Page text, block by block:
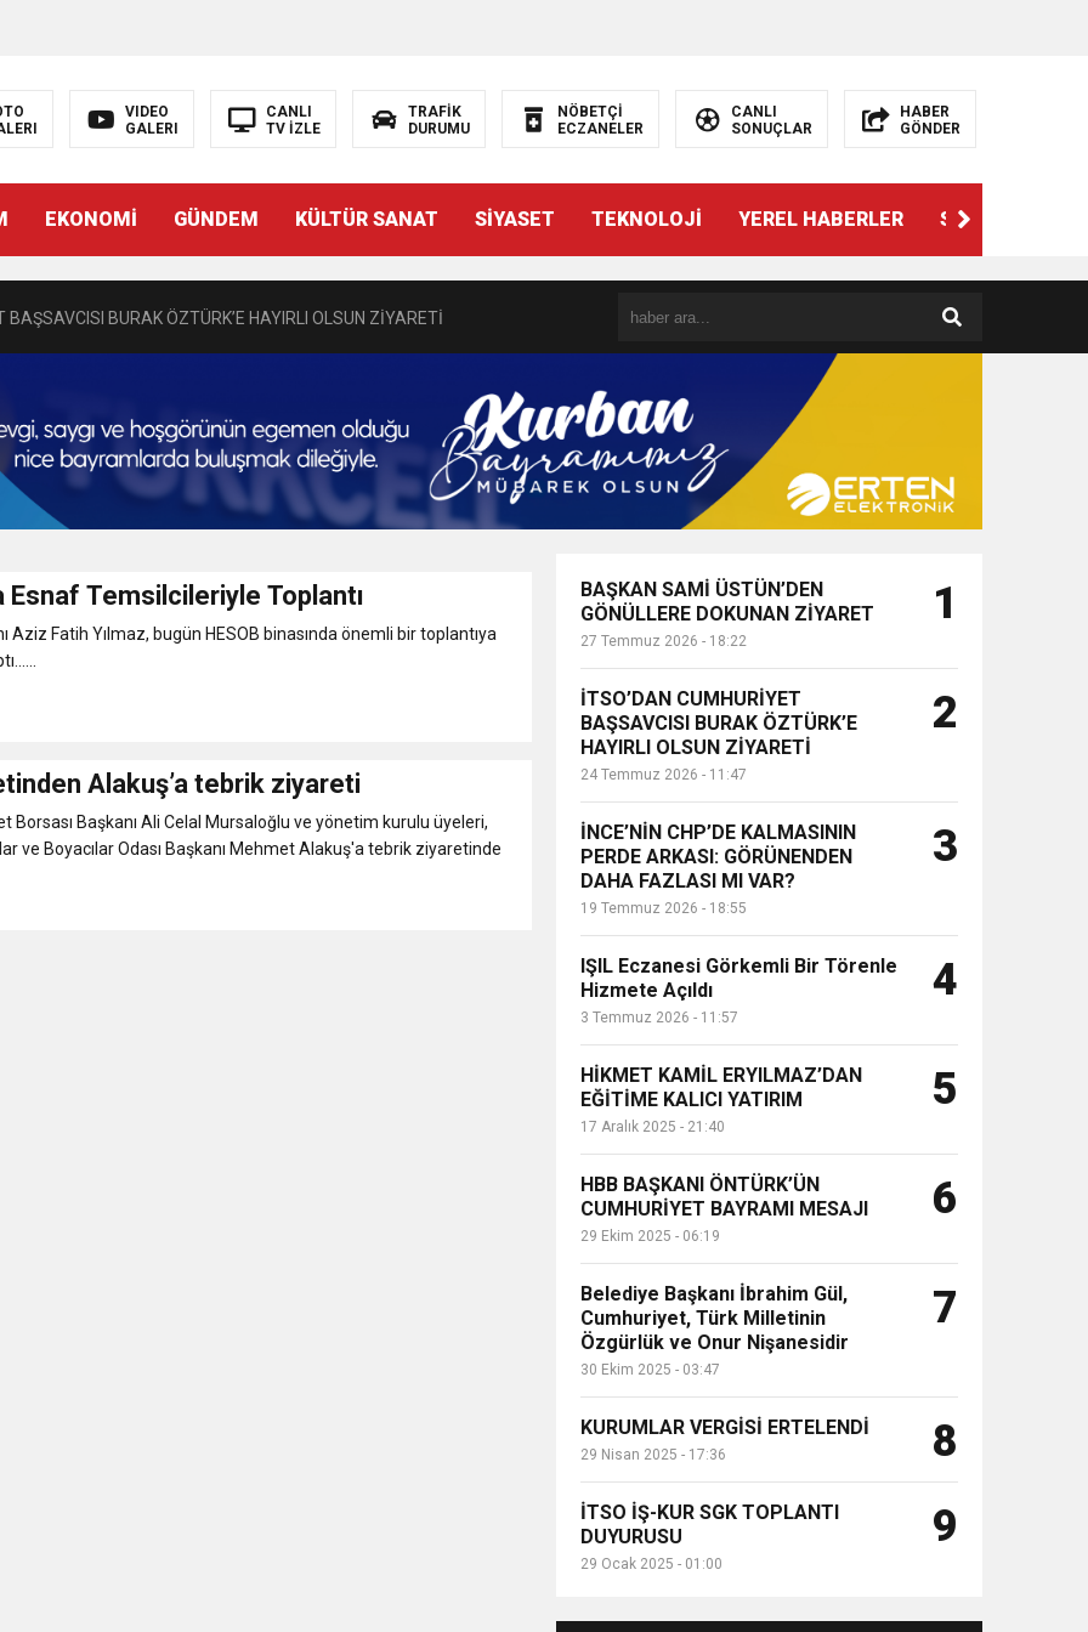
VIDEO
GALERI
CANLI
TV İZLE
TRAFİK
DURUMU
NÖBETÇİ
ECZANELER
CANLI
SONUÇLAR
HABER
GÖNDER
EKONOMİ GÜNDEM KÜLTÜR SANAT SİYASET TEKNOLOJİ YEREL HABERLER SPOR
BAŞSAVCISI BURAK ÖZTÜRK’E HAYIRLI OLSUN ZİYARETİ
PERDE ARKASI: GÖRÜNENDEN DAHA FAZLASI MI VAR?
Törenle Hizmete Açıldı
Cumhuriyet, Türk Milletinin Özgürlük ve Onur Nişanesidir
CUMHURİYET BAYRAMI MESAJI
DUYURUSU
EMRAH KARAÇAY’A SEVGİ SELİ
Esnaf Temsilcileriyle Toplantı
Aziz Fatih Yılmaz, bugün HESOB binasında önemli bir toplantıya
Alakuş’a tebrik ziyareti
Borsası Başkanı Ali Celal Mursaloğlu ve yönetim kurulu üyeleri,
ve Boyacılar Odası Başkanı Mehmet Alakuş'a tebrik ziyaretinde
BAŞKAN SAMİ ÜSTÜN’DEN
GÖNÜLLERE DOKUNAN ZİYARET
27 Temmuz 2026 - 18:22
1
İTSO’DAN CUMHURİYET
BAŞSAVCISI BURAK ÖZTÜRK’E
HAYIRLI OLSUN ZİYARETİ
24 Temmuz 2026 - 11:47
2
İNCE’NİN CHP’DE KALMASININ
PERDE ARKASI: GÖRÜNENDEN
DAHA FAZLASI MI VAR?
19 Temmuz 2026 - 18:55
3
IŞIL Eczanesi Görkemli Bir Törenle
Hizmete Açıldı
3 Temmuz 2026 - 11:57
4
HİKMET KAMİL ERYILMAZ’DAN
EĞİTİME KALICI YATIRIM
17 Aralık 2025 - 21:40
5
HBB BAŞKANI ÖNTÜRK’ÜN
CUMHURİYET BAYRAMI MESAJI
29 Ekim 2025 - 06:19
6
Belediye Başkanı İbrahim Gül,
Cumhuriyet, Türk Milletinin
Özgürlük ve Onur Nişanesidir
30 Ekim 2025 - 03:47
7
KURUMLAR VERGİSİ ERTELENDİ
29 Nisan 2025 - 17:36 8
İTSO İŞ-KUR SGK TOPLANTI
DUYURUSU
29 Ocak 2025 - 01:00
9